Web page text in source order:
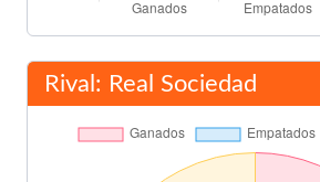
Rival: Real Sociedad